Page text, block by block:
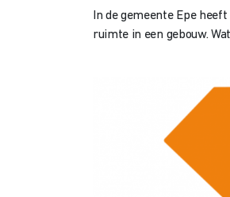
In de gemeente Epe
ruimte in een gebouw.